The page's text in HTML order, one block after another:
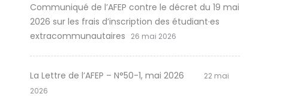
Communiqué de l’AFEP contre le décret du 19 mai
2026 sur les frais d’inscription des étudiant·es
extracommunautaires
26 mai 2026
La Lettre de l’AFEP – N°50-1, mai 2026
22 mai
2026